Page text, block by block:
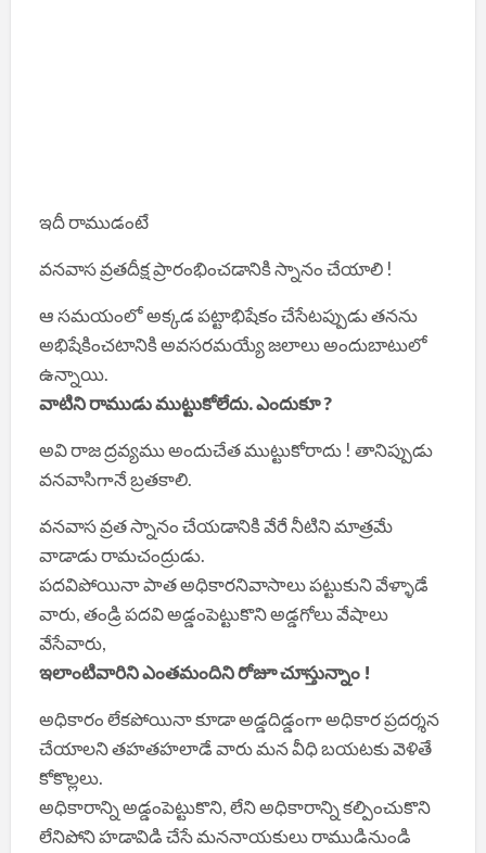
ఇదీ రాముడంటే
వనవాస వ్రతదీక్ష ప్రారంభించడానికి స్నానం చేయాలి !
ఆ సమయంలో అక్కడ పట్టాభిషేకం చేసేటప్పుడు తనను
అభిషేకించటానికి అవసరమయ్యే జలాలు అందుబాటులో
ఉన్నాయి.
వాటిని రాముడు ముట్టుకోలేదు. ఎందుకూ ?
అవి రాజ ద్రవ్యము అందుచేత ముట్టుకోరాదు ! తానిప్పుడు
వనవాసిగానే బ్రతకాలి.
వనవాస వ్రత స్నానం చేయడానికి వేరే నీటిని మాత్రమే
వాడాడు రామచంద్రుడు.
పదవిపోయినా పాత అధికారనివాసాలు పట్టుకుని వేళ్ళాడే
వారు, తండ్రి పదవి అడ్డంపెట్టుకొని అడ్డగోలు వేషాలు
వేసేవారు,
ఇలాంటివారిని ఎంతమందిని రోజూ చూస్తున్నాం !
అధికారం లేకపోయినా కూడా అడ్డదిడ్డంగా అధికార ప్రదర్శన
చేయాలని తహతహలాడే వారు మన వీధి బయటకు వెళితే
కోకొల్లలు.
అధికారాన్ని అడ్డంపెట్టుకొని, లేని అధికారాన్ని కల్పించుకొని
లేనిపోని హడావిడి చేసే మననాయకులు రాముడినుండి